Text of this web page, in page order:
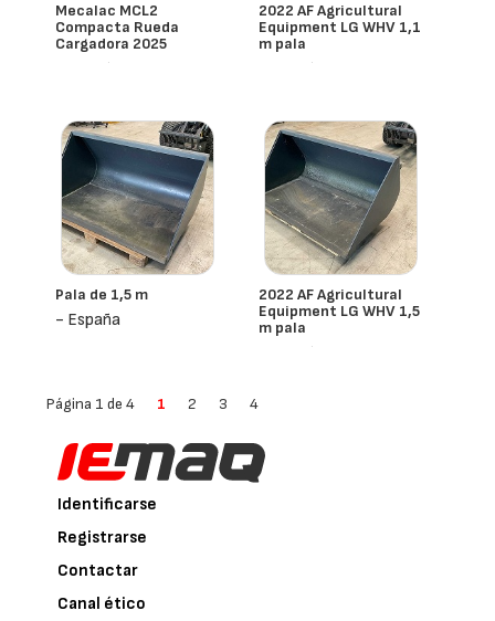
Mecalac MCL2
Compacta Rueda
Cargadora 2025
- España
2022 AF Agricultural
Equipment LG WHV 1,1
m pala
- España
Pala de 1,5 m
- España
2022 AF Agricultural
Equipment LG WHV 1,5
m pala
- España
Página 1 de 4 1 2 3 4
Identificarse
Registrarse
Contactar
Canal ético